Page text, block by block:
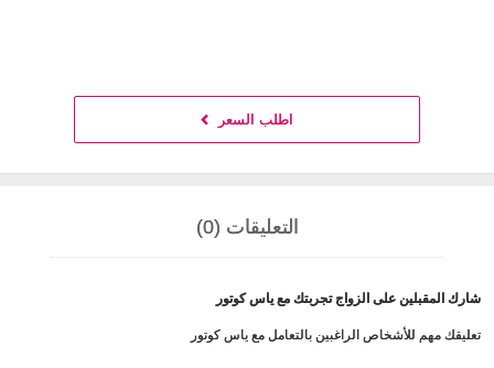
اطلب السعر
التعليقات (0)
شارك المقبلين على الزواج تجربتك مع ياس كوتور
تعليقك مهم للأشخاص الراغبين بالتعامل مع ياس كوتور